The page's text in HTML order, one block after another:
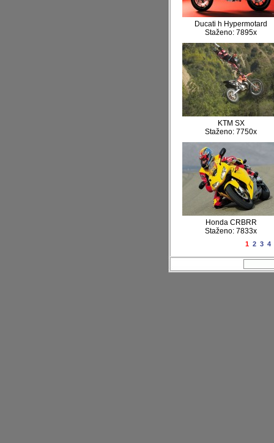
Ducati h Hypermotard
Staženo: 7895x
KTM SX
Staženo: 7750x
Honda CRBRR
Staženo: 7833x
1 2 3 4